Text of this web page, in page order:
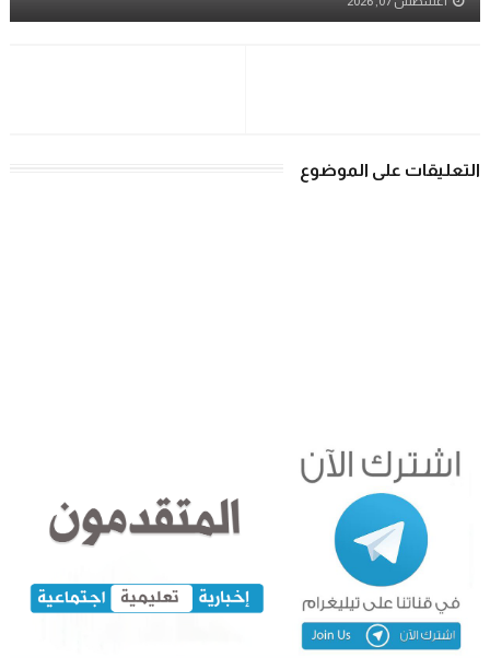
التعليقات على الموضوع